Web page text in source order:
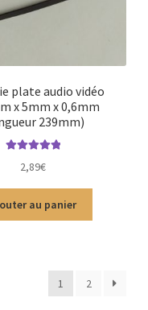
plate audio vidéo
x 5mm x 0,6mm
239mm)
2,89€
au panier
1 2